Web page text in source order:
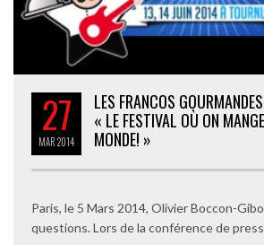
27
MAR2014
LES FRANCOS
« LE FESTIVAL OÙ ON
MONDE! »
Paris, le 5 Mars 2014, Olivier Boccon-
questions. Lors de la conférence de